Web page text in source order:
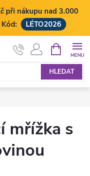
při nákupu nad 3.000
LÉTO2026
HLEDAT
NÁKUPNÍ
KOŠÍK
mřížka s